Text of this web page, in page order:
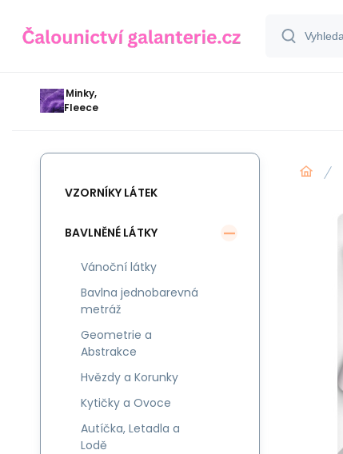
Minky,
Fleece
VZORNÍKY LÁTEK
BAVLNĚNÉ LÁTKY
Vánoční látky
Bavlna jednobarevná
metráž
Geometrie a
Abstrakce
Hvězdy a Korunky
Kytičky a Ovoce
Autíčka, Letadla a
Lodě